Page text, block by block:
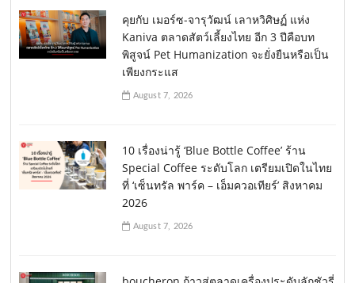
คุยกับ เมอร์ซ-จารุวัฒน์ เลาหวิศิษฏ์ แห่ง
Kaniva ตลาดสัตว์เลี้ยงไทย อีก 3 ปีคือบท
พิสูจน์ Pet Humanization จะยั่งยืนหรือเป็น
เพียงกระแส
August 7, 2026
10 เรื่องน่ารู้ ‘Blue Bottle Coffee’ ร้าน
Special Coffee ระดับโลก เตรียมเปิดในไทย
ที่ ‘เซ็นทรัล พาร์ค – เอ็มควอเทียร์’ สิงหาคม
2026
August 7, 2026